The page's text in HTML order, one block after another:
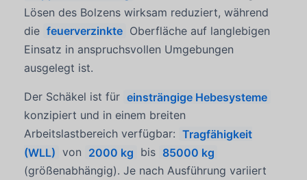
Lösen des Bolzens wirksam reduziert, während
die feuerverzinkte Oberfläche auf langlebigen
Einsatz in anspruchsvollen Umgebungen
ausgelegt ist.
Der Schäkel ist für einsträngige Hebesysteme
konzipiert und in einem breiten
Arbeitslastbereich verfügbar: Tragfähigkeit
(WLL) von 2000 kg bis 85000 kg
(größenabhängig). Je nach Ausführung variiert